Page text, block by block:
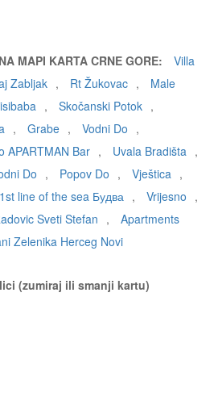
MAPI KARTA CRNE GORE:
Villa
Zabljak , Rt Žukovac ,
Male
, Skočanski Potok ,
, Grabe , Vodni Do ,
APARTMAN Bar , Uvala Bradišta ,
Do , Popov Do , Vještica ,
line of the sea Будва , Vrijesno ,
Sveti Stefan ,
Apartments
Zelenika Herceg Novi
(zumiraj ili smanji kartu)